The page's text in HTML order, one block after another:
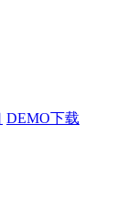
DEMO下载